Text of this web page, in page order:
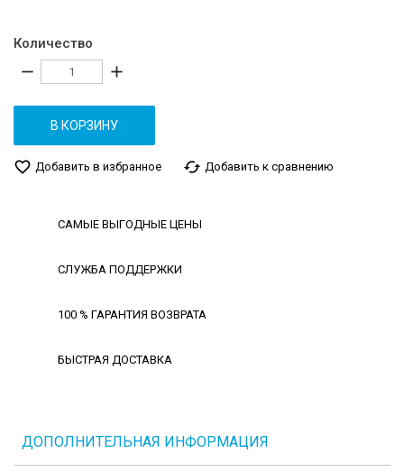
Количество
remove add
В КОРЗИНУ
favorite_border Добавить в избранное cached Добавить к сравнению
САМЫЕ ВЫГОДНЫЕ ЦЕНЫ
СЛУЖБА ПОДДЕРЖКИ
100 % ГАРАНТИЯ ВОЗВРАТА
БЫСТРАЯ ДОСТАВКА
ДОПОЛНИТЕЛЬНАЯ ИНФОРМАЦИЯ